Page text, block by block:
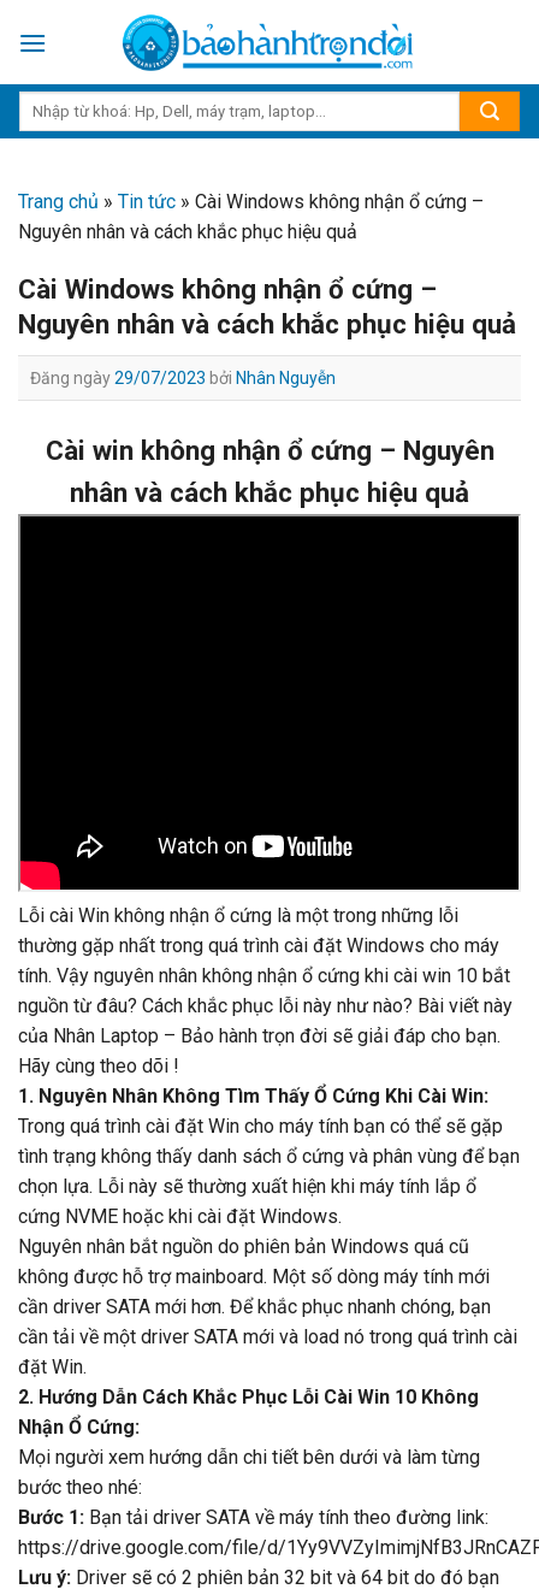
Trang chủ » Tin tức » Cài Windows không nhận ổ cứng –
Nguyên nhân và cách khắc phục hiệu quả
Cài Windows không nhận ổ cứng –
Nguyên nhân và cách khắc phục hiệu quả
Đăng ngày29/07/2023 bởi Nhân Nguyễn
Cài win không nhận ổ cứng – Nguyên
nhân và cách khắc phục hiệu quả
Lỗi cài Win không nhận ổ cứng là một trong những lỗi
thường gặp nhất trong quá trình cài đặt Windows cho máy
tính. Vậy nguyên nhân không nhận ổ cứng khi cài win 10 bắt
nguồn từ đâu? Cách khắc phục lỗi này như nào? Bài viết này
của Nhân Laptop – Bảo hành trọn đời sẽ giải đáp cho bạn.
Hãy cùng theo dõi !
1. Nguyên Nhân Không Tìm Thấy Ổ Cứng Khi Cài Win:
Trong quá trình cài đặt Win cho máy tính bạn có thể sẽ gặp
tình trạng không thấy danh sách ổ cứng và phân vùng để bạn
chọn lựa. Lỗi này sẽ thường xuất hiện khi máy tính lắp ổ
cứng NVME hoặc khi cài đặt Windows.
Nguyên nhân bắt nguồn do phiên bản Windows quá cũ
không được hỗ trợ mainboard. Một số dòng máy tính mới
cần driver SATA mới hơn. Để khắc phục nhanh chóng, bạn
cần tải về một driver SATA mới và load nó trong quá trình cài
đặt Win.
2. Hướng Dẫn Cách Khắc Phục Lỗi Cài Win 10 Không
Nhận Ổ Cứng:
Mọi người xem hướng dẫn chi tiết bên dưới và làm từng
bước theo nhé:
Bước 1: Bạn tải driver SATA về máy tính theo đường link:
https://drive.google.com/file/d/
Lưu ý: Driver sẽ có 2 phiên bản 32 bit và 64 bit do đó bạn